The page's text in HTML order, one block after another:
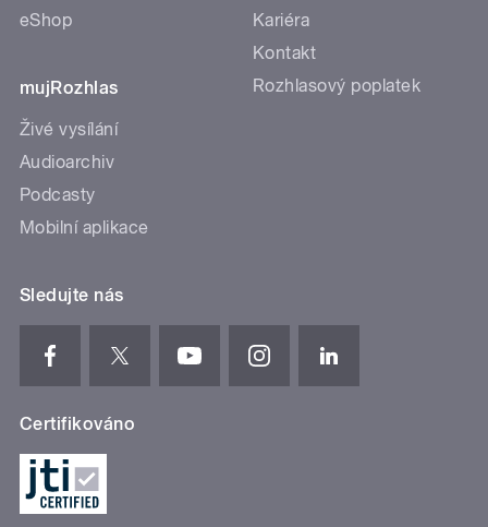
eShop
mujRozhlas
Živé vysílání
Audioarchiv
Podcasty
Mobilní aplikace
Kariéra
Kontakt
Rozhlasový poplatek
Sledujte nás
Certifikováno